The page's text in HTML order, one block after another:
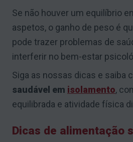
Se não houver um equilíbrio
aspetos, o ganho de peso é
pode trazer problemas de
interferir no bem-estar
Siga as nossas dicas e saiba
saudável em isolamento,
equilibrada e atividade física
Dicas de alimentação